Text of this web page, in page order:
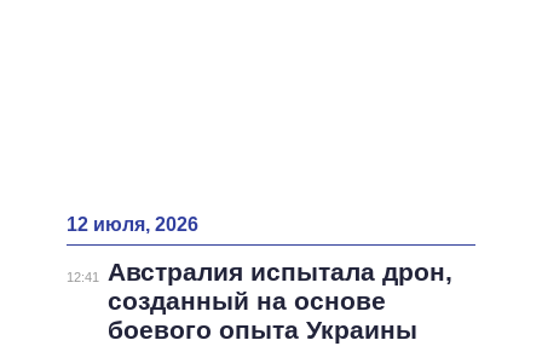
12 июля, 2026
12:41
Австралия испытала дрон,
созданный на основе
боевого опыта Украины